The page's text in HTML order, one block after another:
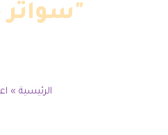
"سواتر
الرئيسية »